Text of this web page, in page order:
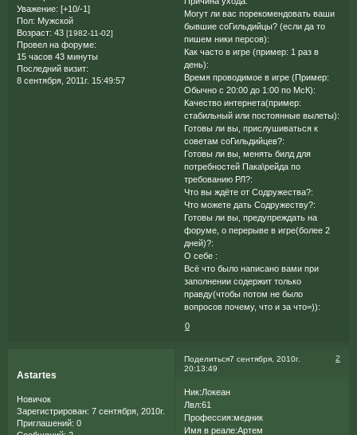
Уважение: [+10/-1]
Пол: Мужской
Возраст: 43 [1982-11-02]
Провел на форуме:
15 часов 43 минуты
Последний визит:
8 сентября, 2011г. 15:49:57
Могут ли вас порекомендовать ваши
бывшие соГильдийцы? (если да то
пишем ники персов):
Как часто в игре (пример: 1 раз в
день):
Время проводимое в игре (Пример:
Обычно с 20:00 до 1:00 по МсК):
Качество интернета(пример:
стабильный или постоянные вылеты):
Готовы ли вы, прислушиваться к
советам соГильдийцев?:
Готовы ли вы, менять билд для
потребностей Пака\рейда по
требованию РЛ?:
Что вы ждёте от Содружества?:
Что можете дать Содружеству?:
Готовы ли вы, предупреждать на
форуме, о перерыве в игре(более 2
дней)?:
О себе :
Всё что было написано вами при
заполнении содержит только
правду(чтобы потом не было
вопросов почему, что и за что=)):
0
Поделиться 2
7 сентября, 2010г.
20:13:49
Astartes
Новичок
Зарегистрирован: 7 сентября, 2010г.
Приглашений: 0
Ник:Локеан
Лвл:61
Профессия:медник
Имя в реале:Артем